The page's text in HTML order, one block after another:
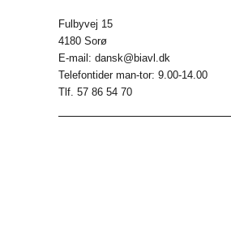
Fulbyvej 15
4180 Sorø
E-mail: dansk@biavl.dk
Telefontider man-tor: 9.00-14.00
Tlf. 57 86 54 70